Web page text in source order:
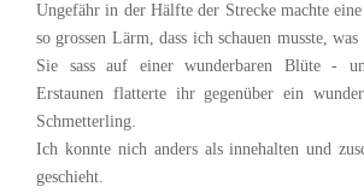
Ungefähr in der Hälfte der Strecke machte
so grossen Lärm, dass ich schauen musste,
Sie sass auf einer wunderbaren Blüte -
Erstaunen flatterte ihr gegenüber ein
Schmetterling.
Ich konnte nich anders als innehalten und
geschieht.